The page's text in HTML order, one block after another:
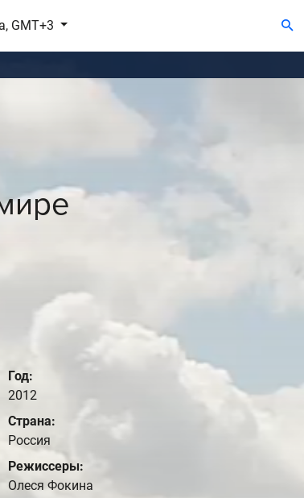
GMT+3
Год:
2012
Страна:
Россия
Режиссеры:
Олеся Фокина